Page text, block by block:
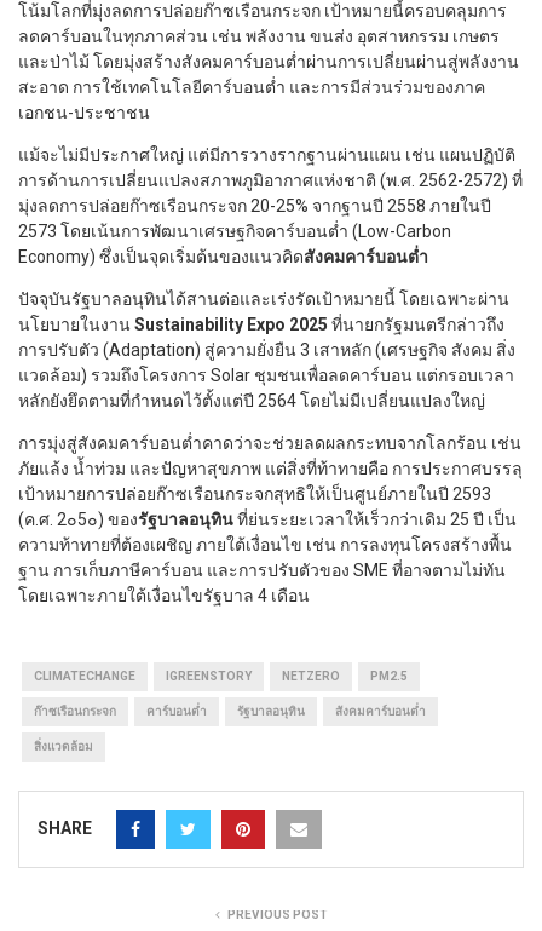
โน้มโลกที่มุ่งลดการปล่อยก๊าซเรือนกระจก เป้าหมายนี้ครอบคลุมการ
ลดคาร์บอนในทุกภาคส่วน เช่น พลังงาน ขนส่ง อุตสาหกรรม เกษตร
และป่าไม้ โดยมุ่งสร้างสังคมคาร์บอนต่ำผ่านการเปลี่ยนผ่านสู่พลังงาน
สะอาด การใช้เทคโนโลยีคาร์บอนต่ำ และการมีส่วนร่วมของภาค
เอกชน-ประชาชน
แม้จะไม่มีประกาศใหญ่ แต่มีการวางรากฐานผ่านแผน เช่น แผนปฏิบัติ
การด้านการเปลี่ยนแปลงสภาพภูมิอากาศแห่งชาติ (พ.ศ. 2562-2572) ที่
มุ่งลดการปล่อยก๊าซเรือนกระจก 20-25% จากฐานปี 2558 ภายในปี
2573 โดยเน้นการพัฒนาเศรษฐกิจคาร์บอนต่ำ (Low-Carbon
Economy) ซึ่งเป็นจุดเริ่มต้นของแนวคิดสังคมคาร์บอนต่ำ
ปัจจุบันรัฐบาลอนุทินได้สานต่อและเร่งรัดเป้าหมายนี้ โดยเฉพาะผ่าน
นโยบายในงานSustainability Expo 2025 ที่นายกรัฐมนตรีกล่าวถึง
การปรับตัว (Adaptation) สู่ความยั่งยืน 3 เสาหลัก (เศรษฐกิจ สังคม สิ่ง
แวดล้อม) รวมถึงโครงการ Solar ชุมชนเพื่อลดคาร์บอน แต่กรอบเวลา
หลักยังยึดตามที่กำหนดไว้ตั้งแต่ปี 2564 โดยไม่มีเปลี่ยนแปลงใหญ่
การมุ่งสู่สังคมคาร์บอนต่ำคาดว่าจะช่วยลดผลกระทบจากโลกร้อน เช่น
ภัยแล้ง น้ำท่วม และปัญหาสุขภาพ แต่สิ่งที่ท้าทายคือ การประกาศบรรลุ
เป้าหมายการปล่อยก๊าซเรือนกระจกสุทธิให้เป็นศูนย์ภายในปี 2593
(ค.ศ. 2๐5๐) ของรัฐบาลอนุทินที่ย่นระยะเวลาให้เร็วกว่าเดิม 25 ปี เป็น
ความท้าทายที่ต้องเผชิญ ภายใต้เงื่อนไข เช่น การลงทุนโครงสร้างพื้น
ฐาน การเก็บภาษีคาร์บอน และการปรับตัวของ SME ที่อาจตามไม่ทัน
โดยเฉพาะภายใต้เงื่อนไขรัฐบาล 4 เดือน
CLIMATECHANGE IGREENSTORY NETZERO PM2.5
ก๊าซเรือนกระจก คาร์บอนต่ำ รัฐบาลอนุทิน สังคมคาร์บอนต่ำ
สิ่งแวดล้อม
SHARE
PREVIOUS POST